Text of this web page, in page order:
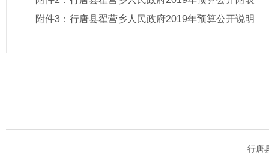
附件3： 行唐县翟营乡人民政府2019年预算公开说明